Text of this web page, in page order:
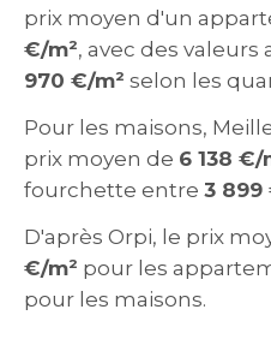
prix moyen d'un
€/m², avec des valeurs
970 €/m² selon les
Pour les maisons,
prix moyen de 6 138 €/
fourchette entre 3 899
D'après Orpi, le prix
€/m² pour les
pour les maisons.